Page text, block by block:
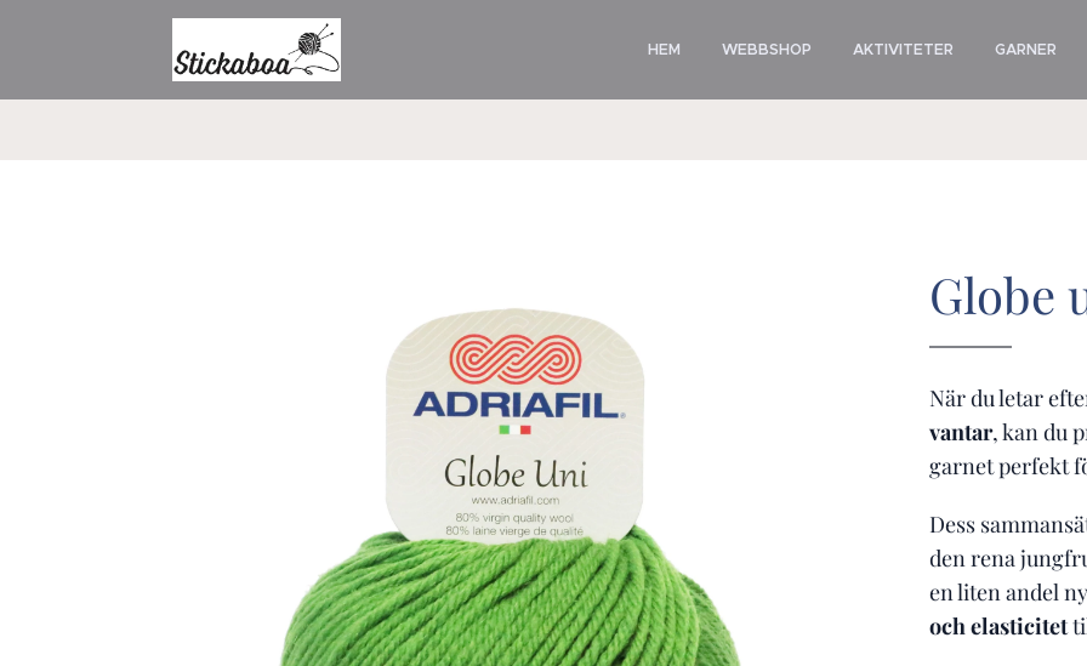
HEM WEBBSHOP AKTIVITETER GARNER
Globe
När du letar
vantar, kan du
garnet perfekt
Dess
den rena
en liten andel
och elasticitet